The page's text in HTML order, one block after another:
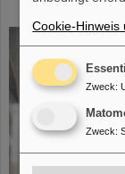
Cookie-Hinweis
Zweck:
Zweck: